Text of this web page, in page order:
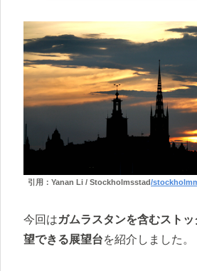
引用：Yanan Li / Stockholmsstad/
今回はガムラスタンを含むスト
望できる展望台を紹介しました。